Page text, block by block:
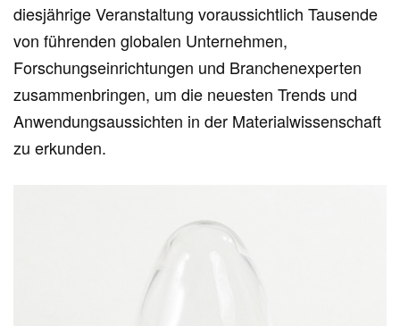
diesjährige Veranstaltung voraussichtlich Tausende
von führenden globalen Unternehmen,
Forschungseinrichtungen und Branchenexperten
zusammenbringen, um die neuesten Trends und
Anwendungsaussichten in der Materialwissenschaft
zu erkunden.